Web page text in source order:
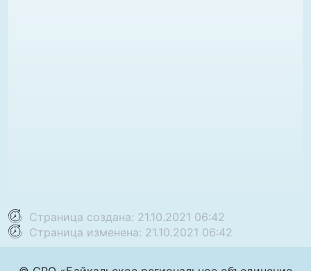
Страница создана: 21.10.2021 06:42
Страница изменена: 21.10.2021 06:42